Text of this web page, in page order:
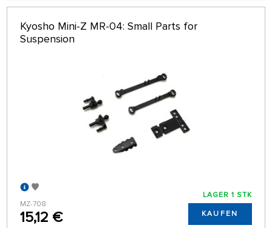
Kyosho Mini-Z MR-04: Small Parts for
Suspension
MZ-708
15,12 €
LAGER 1 STK
KAUFEN